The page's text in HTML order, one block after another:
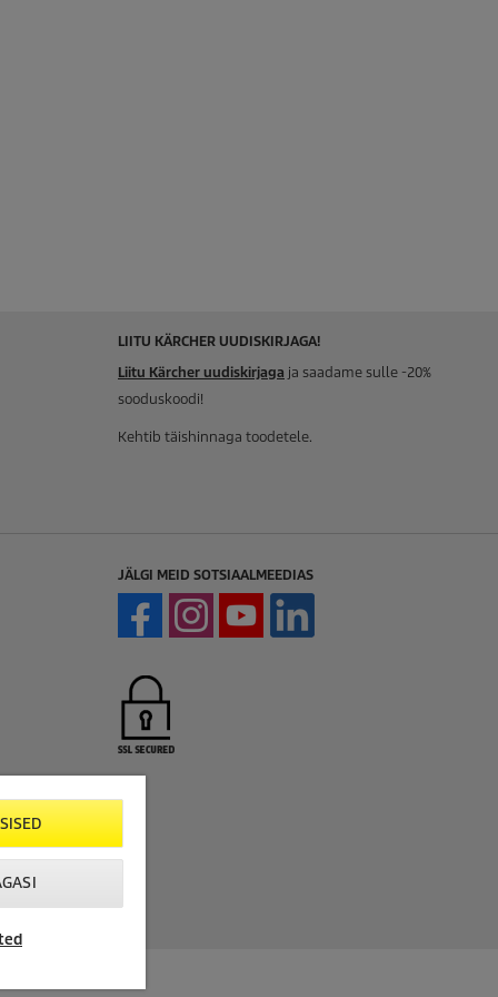
LIITU KÄRCHER UUDISKIRJAGA!
Liitu Kärcher uudiskirjaga ja saadame sulle -20%
sooduskoodi!
Kehtib täishinnaga toodetele.
JÄLGI MEID SOTSIAALMEEDIAS